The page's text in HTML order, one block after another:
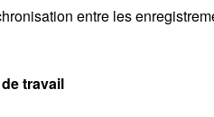
entre les
travail